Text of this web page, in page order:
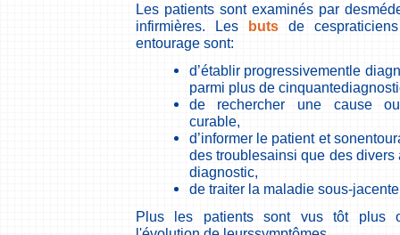
Les patients sont examinés par
infirmières. Les butsde
entourage sont:
d’établir progressivementle
parmi plus de
de rechercher une cause ou
curable,
d’informer le patient et
des troublesainsi que des
diagnostic,
de traiter la maladie sous-
Plus les patients sont vus tôt plus